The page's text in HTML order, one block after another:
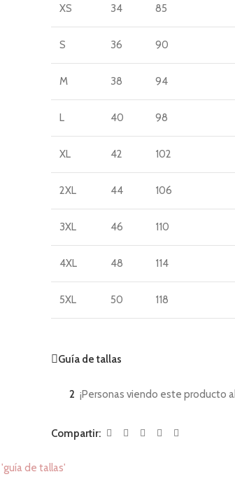
XS 34 85
S 36 90
M 38 94
L 40 98
XL 42 102
2XL 44 106
3XL 46 110
4XL 48 114
5XL 50 118
Guía de tallas
2 ¡Personas viendo este producto
Compartir:
'guía de tallas'